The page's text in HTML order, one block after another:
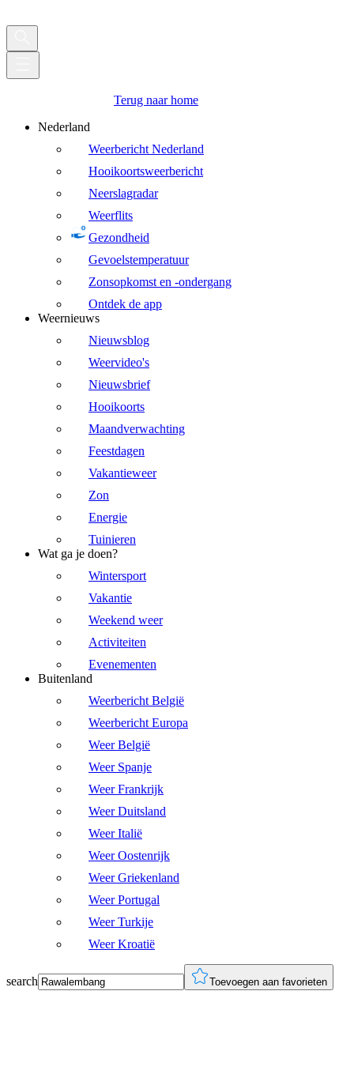
Terug naar home
Nederland
Weerbericht Nederland
Hooikoortsweerbericht
Neerslagradar
Weerflits
Gezondheid
Gevoelstemperatuur
Zonsopkomst en -ondergang
Ontdek de app
Weernieuws
Nieuwsblog
Weervideo's
Nieuwsbrief
Hooikoorts
Maandverwachting
Feestdagen
Vakantieweer
Zon
Energie
Tuinieren
Wat ga je doen?
Wintersport
Vakantie
Weekend weer
Activiteiten
Evenementen
Buitenland
Weerbericht België
Weerbericht Europa
Weer België
Weer Spanje
Weer Frankrijk
Weer Duitsland
Weer Italië
Weer Oostenrijk
Weer Griekenland
Weer Portugal
Weer Turkije
Weer Kroatië
search Toevoegen aan favorieten